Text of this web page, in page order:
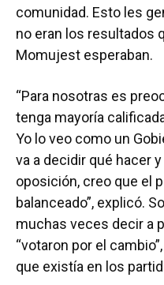
comunidad. Esto les
no eran los resultados
Momujest esperaban.
“Para nosotras es
tenga mayoría
Yo lo veo como un
va a decidir qué hacer
oposición, creo que el
balanceado”, explicó.
muchas veces decir a
“votaron por el
que existía en los